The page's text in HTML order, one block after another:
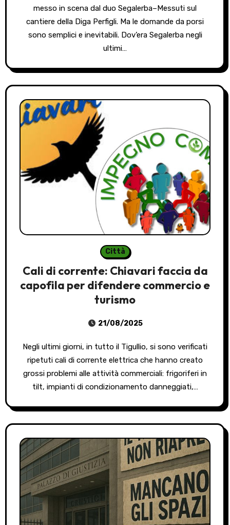
messo in scena dal duo Segalerba–Messuti sul
cantiere della Diga Perfigli. Ma le domande da porsi
sono semplici e inevitabili. Dov’era Segalerba negli
ultimi…
Città
Cali di corrente: Chiavari faccia da
capofila per difendere commercio e
turismo
21/08/2025
Negli ultimi giorni, in tutto il Tigullio, si sono verificati
ripetuti cali di corrente elettrica che hanno creato
grossi problemi alle attività commerciali: frigoriferi in
tilt, impianti di condizionamento danneggiati,…